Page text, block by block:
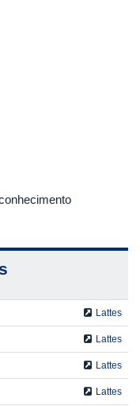
Lattes
Lattes
Lattes
Lattes